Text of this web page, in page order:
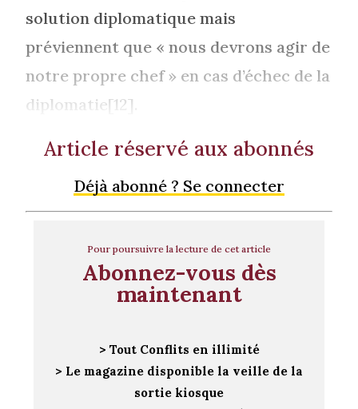
solution diplomatique mais
préviennent que « nous devrons agir de
notre propre chef » en cas d’échec de la
diplomatie[12].
Article réservé aux abonnés
Déjà abonné ? Se connecter
Pour poursuivre la lecture de cet article
Abonnez-vous dès
maintenant
> Tout Conflits en illimité
> Le magazine disponible la veille de la
sortie kiosque